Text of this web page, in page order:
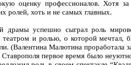
оценку профессионалов. Хотя
ролей, хоть и не самых главных.
драмы успешно сыграл роль
и ролью, о которой мечтал,
(Валентина Малютина проработала
первое время было